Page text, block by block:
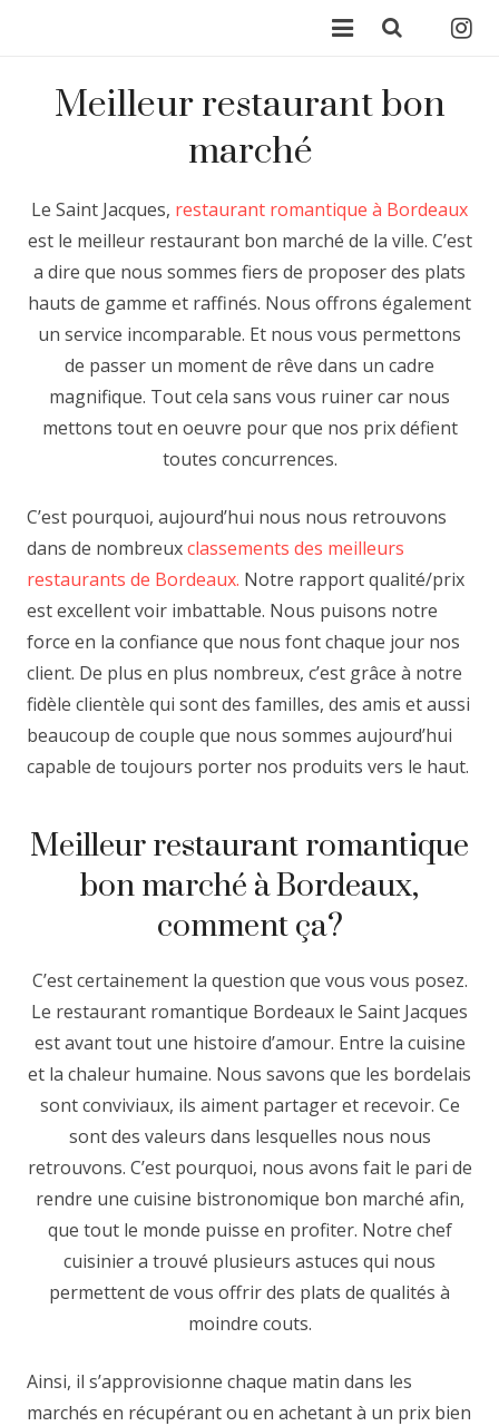
Restaurant romantique Bordeaux
Menu
Le Saint Jacques
Logiciel de restauration
Meilleur restaurant bon
marché
Le Saint Jacques, restaurant romantique à Bordeaux
est le meilleur restaurant bon marché de la ville. C’est
a dire que nous sommes fiers de proposer des plats
hauts de gamme et raffinés. Nous offrons également
un service incomparable. Et nous vous permettons
de passer un moment de rêve dans un cadre
magnifique. Tout cela sans vous ruiner car nous
mettons tout en oeuvre pour que nos prix défient
toutes concurrences.
C’est pourquoi, aujourd’hui nous nous retrouvons
dans de nombreuxclassements des meilleurs
restaurants de Bordeaux. Notre rapport qualité/prix
est excellent voir imbattable. Nous puisons notre
force en la confiance que nous font chaque jour nos
client. De plus en plus nombreux, c’est grâce à notre
fidèle clientèle qui sont des familles, des amis et aussi
beaucoup de couple que nous sommes aujourd’hui
capable de toujours porter nos produits vers le haut.
Meilleur restaurant romantique
bon marché à Bordeaux,
comment ça?
C’est certainement la question que vous vous posez.
Le restaurant romantique Bordeaux le Saint Jacques
est avant tout une histoire d’amour. Entre la cuisine
et la chaleur humaine. Nous savons que les bordelais
sont conviviaux, ils aiment partager et recevoir. Ce
sont des valeurs dans lesquelles nous nous
retrouvons. C’est pourquoi, nous avons fait le pari de
rendre une cuisine bistronomique bon marché afin,
que tout le monde puisse en profiter. Notre chef
cuisinier a trouvé plusieurs astuces qui nous
permettent de vous offrir des plats de qualités à
moindre couts.
Ainsi, il s’approvisionne chaque matin dans les
marchés en récupérant ou en achetant à un prix bien